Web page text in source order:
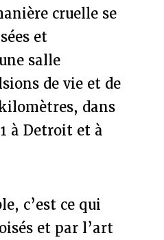
cruelle se
et
salle
de vie et de
dans
à Detroit et à
c’est ce qui
et par l’art